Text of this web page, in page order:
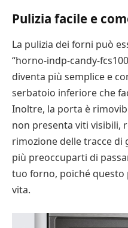
Pulizia facile e
La pulizia dei forni può
“horno-indp-candy-
diventa più semplice e
serbatoio inferiore che
Inoltre, la porta è
non presenta viti visibili,
rimozione delle tracce di
più preoccuparti di
tuo forno, poiché
vita.